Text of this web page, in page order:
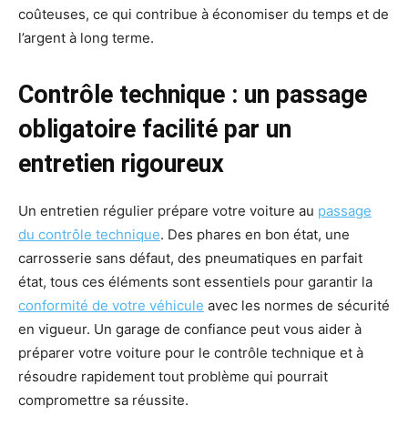
coûteuses, ce qui contribue à économiser du temps et de
l’argent à long terme.
Contrôle technique : un passage
obligatoire facilité par un
entretien rigoureux
Un entretien régulier prépare votre voiture au passage
du contrôle technique. Des phares en bon état, une
carrosserie sans défaut, des pneumatiques en parfait
état, tous ces éléments sont essentiels pour garantir la
conformité de votre véhicule avec les normes de sécurité
en vigueur. Un garage de confiance peut vous aider à
préparer votre voiture pour le contrôle technique et à
résoudre rapidement tout problème qui pourrait
compromettre sa réussite.